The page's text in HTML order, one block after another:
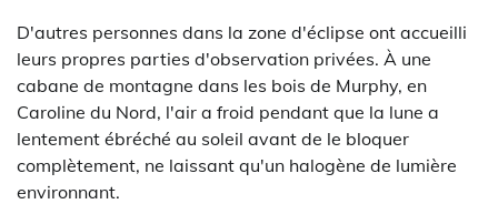
D'autres personnes dans la zone d'éclipse ont accueilli
leurs propres parties d'observation privées. À une
cabane de montagne dans les bois de Murphy, en
Caroline du Nord, l'air a froid pendant que la lune a
lentement ébréché au soleil avant de le bloquer
complètement, ne laissant qu'un halogène de lumière
environnant.